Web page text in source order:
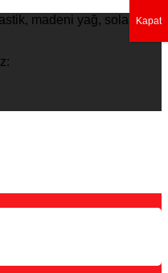
madeni yağ, solar
Kapat